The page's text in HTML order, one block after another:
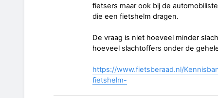
fietsers maar ook bij de
die een fietshelm dragen.
De vraag is niet hoeveel minder
hoeveel slachtoffers onder de
https://www.fietsberaad.nl/
fietshelm-